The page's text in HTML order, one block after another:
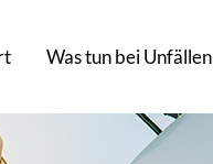
Was tun bei Unfällen